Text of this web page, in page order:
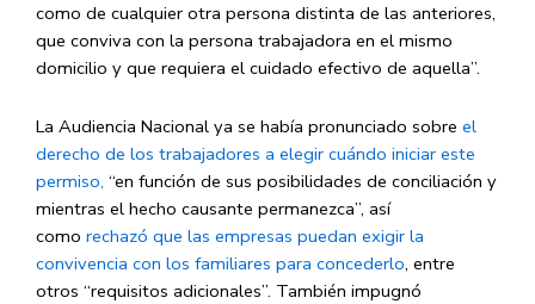
como de cualquier otra persona distinta de las anteriores,
que conviva con la persona trabajadora en el mismo
domicilio y que requiera el cuidado efectivo de aquella”.
La Audiencia Nacional ya se había pronunciado sobre el
derecho de los trabajadores a elegir cuándo iniciar este
permiso, “en función de sus posibilidades de conciliación y
mientras el hecho causante permanezca”, así
como rechazó que las empresas puedan exigir la
convivencia con los familiares para concederlo, entre
otros “requisitos adicionales”. También impugnó